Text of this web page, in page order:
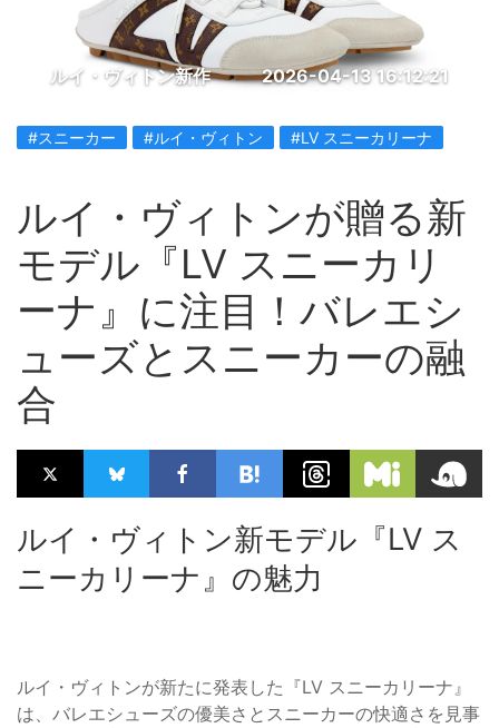
ルイ・ヴィトン新作 2026-04-13 16:12:21
#スニーカー #ルイ・ヴィトン #LV スニーカリーナ
ルイ・ヴィトンが贈る新
モデル『LV スニーカリ
ーナ』に注目！バレエシ
ューズとスニーカーの融
合
ルイ・ヴィトン新モデル『LV ス
ニーカリーナ』の魅力
ルイ・ヴィトンが新たに発表した『LV スニーカリーナ』
は、バレエシューズの優美さとスニーカーの快適さを見事